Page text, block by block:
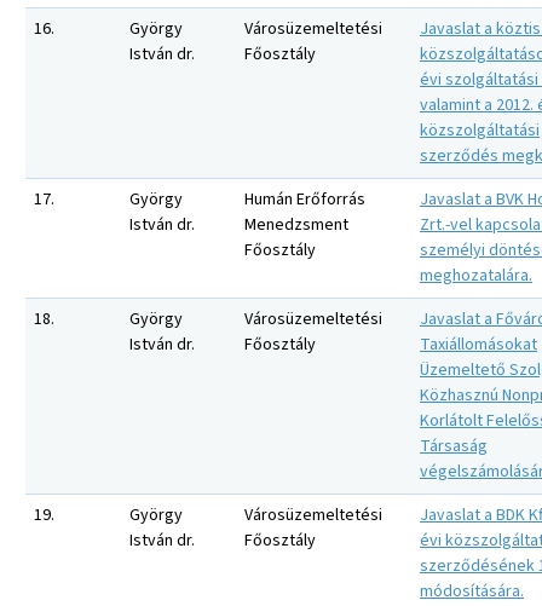
16.
György
István dr.
Városüzemeltetési
Főosztály
Javaslat a
évi
valamint a 2012.
közszolgáltatási
szerződés
17.
György
István dr.
Humán Erőforrás
Menedzsment
Főosztály
Javaslat a BVK
Zrt.-vel
személyi
meghozatalára.
18.
György
István dr.
Városüzemeltetési
Főosztály
Javaslat a
Taxiállomásokat
Üzemeltető
Közhasznú
Korlátolt
Társaság
19.
György
István dr.
Városüzemeltetési
Főosztály
Javaslat a BDK
évi
szerződésének
módosítására.